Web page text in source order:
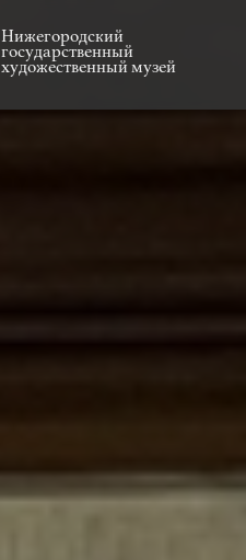
Нижегородский
государственный
художественный музей